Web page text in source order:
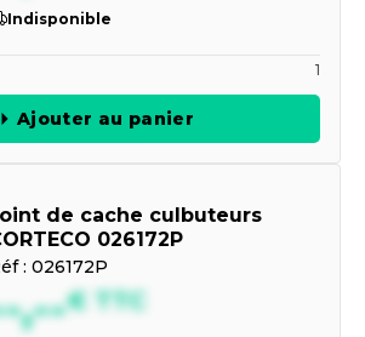
Indisponible
1
Ajouter au panier
de cache culbuteurs
026172P
: 026172P
,--€ TTC